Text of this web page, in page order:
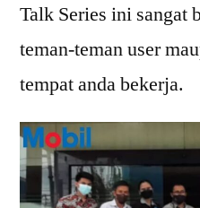
Talk Series ini sangat
teman-teman user
tempat anda bekerja.